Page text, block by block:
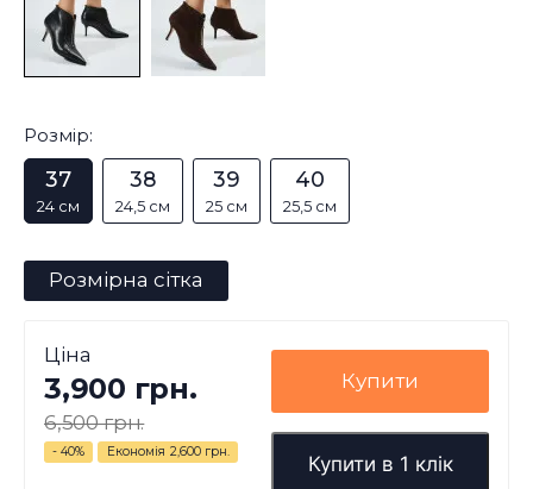
Розмір:
37
24 см
38
24,5 см
39
25 см
40
25,5 см
Розмірна сітка
Ціна
3,900 грн.
6,500 грн.
- 40% Економія 2,600 грн.
Купити
Купити в 1 клік